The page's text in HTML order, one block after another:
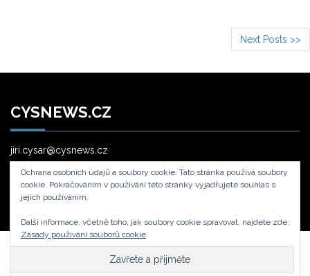
Next Posts >>
CYSNEWS.CZ
jiri.cysar@cysnews.cz
Cysnews.cz © - To co jinde najdete, u nás hravě naleznetene
Ochrana osobních údajů a soubory cookie: Tato stránka používá soubory
cookie. Pokračováním v používání této stránky vyjadřujete souhlas s
jejich používáním.
Další informace, včetně toho, jak soubory cookie spravovat, najdete zde:
Zásady používání souborů cookie